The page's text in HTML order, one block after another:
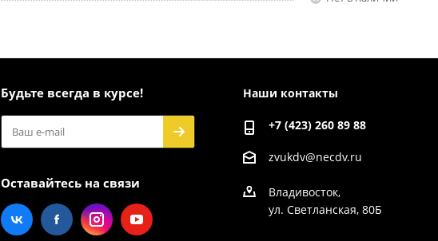
Будьте всегда в курсе!
Оставайтесь на связи
Наши контакты
+7 (423) 260 89 88
zvukdv@necdv.ru
Владивосток,
ул. Светланская, 80Б